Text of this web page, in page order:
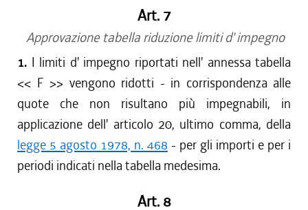
Art. 7
Approvazione tabella riduzione limiti d' impegno
1. I limiti d' impegno riportati nell' annessa tabella
<< F >> vengono ridotti - in corrispondenza alle
quote che non risultano più impegnabili, in
applicazione dell' articolo 20, ultimo comma, della
legge 5 agosto 1978, n. 468 - per gli importi e per i
periodi indicati nella tabella medesima.
Art. 8